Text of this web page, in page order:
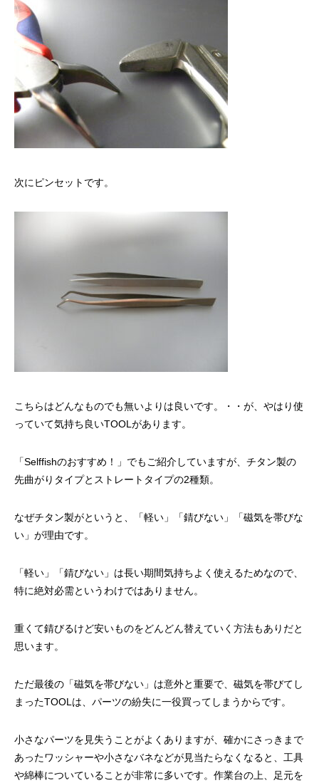
次にピンセットです。
こちらはどんなものでも無いよりは良いです。・・が、やはり使
っていて気持ち良いTOOLがあります。
「Selffishのおすすめ！」でもご紹介していますが、チタン製の
先曲がりタイプとストレートタイプの2種類。
なぜチタン製がというと、「軽い」「錆びない」「磁気を帯びな
い」が理由です。
「軽い」「錆びない」は長い期間気持ちよく使えるためなので、
特に絶対必需というわけではありません。
重くて錆びるけど安いものをどんどん替えていく方法もありだと
思います。
ただ最後の「磁気を帯びない」は意外と重要で、磁気を帯びてし
まったTOOLは、パーツの紛失に一役買ってしまうからです。
小さなパーツを見失うことがよくありますが、確かにさっきまで
あったワッシャーや小さなバネなどが見当たらなくなると、工具
や綿棒についていることが非常に多いです。作業台の上、足元を